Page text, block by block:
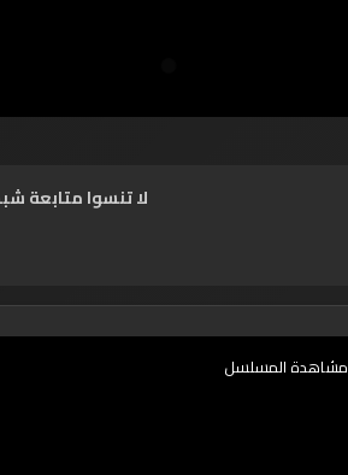
لا تنسوا متابعة
مشاهدة المسلسل